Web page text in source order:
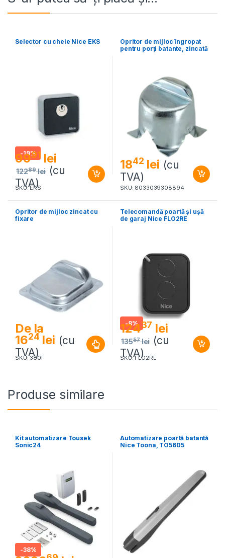
Selector cu cheie Nice EKS
-19%
9991 lei
12289 lei (cu
TVA)
SKU: EKS
Opritor de mijloc îngropat
pentru porți batante, zincată
1842 lei (cu
TVA)
SKU: 8033039308894
Opritor de mijloc zincat cu
fixare
De la
1624 lei (cu
TVA)
SKU: 380F
Telecomandă poartă și ușă
de garaj Nice FLO2RE
-8%
12437 lei
13557 lei (cu
TVA)
SKU: FLO2RE
Produse similare
Kit automatizare Tousek
Sonic24
-38%
Automatizare poartă batantă
Nice Toona, TO5605